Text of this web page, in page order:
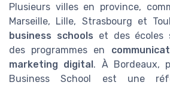
Plusieurs villes en province,
Marseille, Lille, Strasbourg et
business schools et des écoles
des programmes en
marketing digital. À Bordeaux,
Business School est une